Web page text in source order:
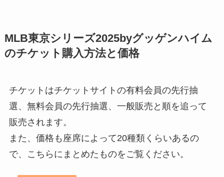
MLB東京シリーズ2025byグッゲンハイム
のチケット購入方法と価格
チケットはチケットサイトの有料会員の先行抽
選、無料会員の先行抽選、一般販売と順を追って
販売されます。
また、価格も座席によって20種類くらいあるの
で、こちらにまとめたものをご覧ください。